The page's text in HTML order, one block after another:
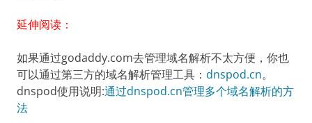
延伸阅读：
如果通过godaddy.com去管理域名解析不太方便，你也
可以通过第三方的域名解析管理工具： dnspod.cn。
dnspod使用说明:通过dnspod.cn管理多个域名解析的方
法